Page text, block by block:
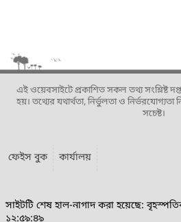
এই ওয়েবসাইটে প্রকাশিত সকল তথ্য সংশ্লিষ্ট
হয়। তথ্যের যথার্থতা, নির্ভুলতা ও নির্ভরযোগ্যতা
সচেষ্ট।
ফেইস বুক কার্যালয়
সাইটটি শেষ হাল-নাগাদ করা হয়েছে:
১২:৫৯:৪৯